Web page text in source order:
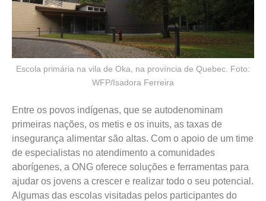
Escola primária na vila de Oka, na província de Quebec. Foto:
WFP/Isadora Ferreira
Entre os povos indígenas, que se autodenominam
primeiras nações, os metis e os inuits, as taxas de
insegurança alimentar são altas. Com o apoio de um time
de especialistas no atendimento a comunidades
aborígenes, a ONG oferece soluções e ferramentas para
ajudar os jovens a crescer e realizar todo o seu potencial.
Algumas das escolas visitadas pelos participantes do